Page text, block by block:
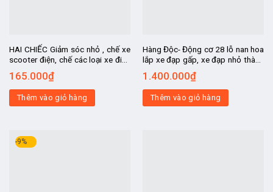
HAI CHIẾC Giảm sóc nhỏ , chế xe
scooter điện, chế các loại xe điện
165.000₫
Thêm vào giỏ hàng
Hàng Độc- Động cơ 28 lỗ nan hoa
lắp xe đạp gấp, xe đạp nhỏ thành
xe điện, 24v250w
1.400.000₫
Thêm vào giỏ hàng
-9%